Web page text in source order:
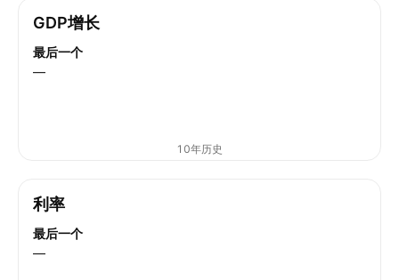
GDP增长
最后一个
—
10年历史
利率
最后一个
—